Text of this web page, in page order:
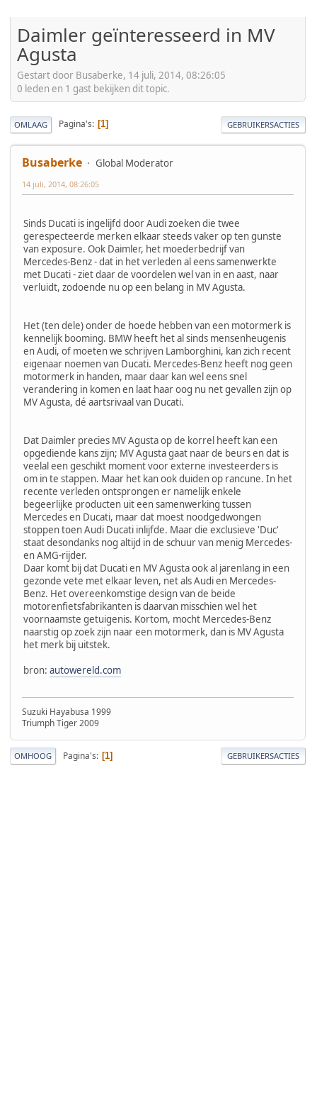
Daimler geïnteresseerd in MV
Agusta
Gestart door Busaberke, 14 juli, 2014, 08:26:05
0 leden en 1 gast bekijken dit topic.
OMLAAG Pagina's 1 GEBRUIKERSACTIES
Busaberke Global Moderator
14 juli, 2014, 08:26:05
Sinds Ducati is ingelijfd door Audi zoeken die twee
gerespecteerde merken elkaar steeds vaker op ten gunste
van exposure. Ook Daimler, het moederbedrijf van
Mercedes-Benz - dat in het verleden al eens samenwerkte
met Ducati - ziet daar de voordelen wel van in en aast, naar
verluidt, zodoende nu op een belang in MV Agusta.
Het (ten dele) onder de hoede hebben van een motormerk is
kennelijk booming. BMW heeft het al sinds mensenheugenis
en Audi, of moeten we schrijven Lamborghini, kan zich recent
eigenaar noemen van Ducati. Mercedes-Benz heeft nog geen
motormerk in handen, maar daar kan wel eens snel
verandering in komen en laat haar oog nu net gevallen zijn op
MV Agusta, dé aartsrivaal van Ducati.
Dat Daimler precies MV Agusta op de korrel heeft kan een
opgediende kans zijn; MV Agusta gaat naar de beurs en dat is
veelal een geschikt moment voor externe investeerders is
om in te stappen. Maar het kan ook duiden op rancune. In het
recente verleden ontsprongen er namelijk enkele
begeerlijke producten uit een samenwerking tussen
Mercedes en Ducati, maar dat moest noodgedwongen
stoppen toen Audi Ducati inlijfde. Maar die exclusieve 'Duc'
staat desondanks nog altijd in de schuur van menig Mercedes-
en AMG-rijder.
Daar komt bij dat Ducati en MV Agusta ook al jarenlang in een
gezonde vete met elkaar leven, net als Audi en Mercedes-
Benz. Het overeenkomstige design van de beide
motorenfietsfabrikanten is daarvan misschien wel het
voornaamste getuigenis. Kortom, mocht Mercedes-Benz
naarstig op zoek zijn naar een motormerk, dan is MV Agusta
het merk bij uitstek.
bron: autowereld.com
Suzuki Hayabusa 1999
Triumph Tiger 2009
OMHOOG Pagina's 1 GEBRUIKERSACTIES